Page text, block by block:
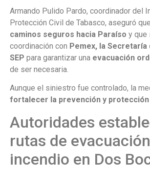
Armando Pulido Pardo, coordinador del
Protección Civil de Tabasco, aseguró que
caminos seguros hacia Paraíso y que
coordinación con Pemex, la Secretaría
SEP para garantizar una evacuación
de ser necesaria.
Aunque el siniestro fue controlado, la
fortalecer la prevención y protección
Autoridades
rutas de
incendio en Dos